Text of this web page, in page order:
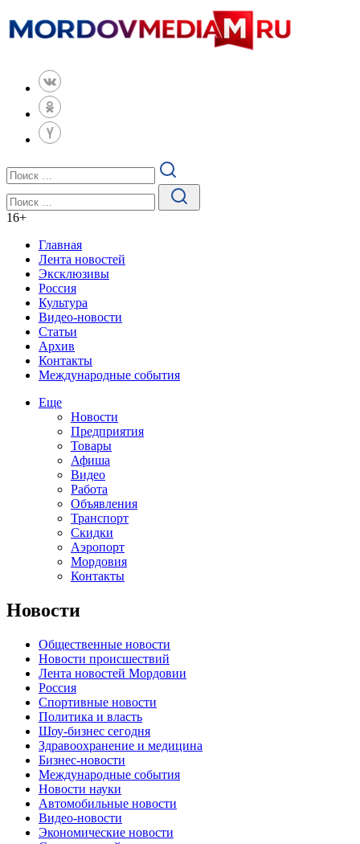
16+
Главная
Лента новостей
Эксклюзивы
Россия
Культура
Видео-новости
Статьи
Архив
Контакты
Международные события
Еще
Новости
Предприятия
Товары
Афиша
Видео
Работа
Объявления
Транспорт
Скидки
Аэропорт
Мордовия
Контакты
Новости
Общественные новости
Новости происшествий
Лента новостей Мордовии
Россия
Спортивные новости
Политика и власть
Шоу-бизнес сегодня
Здравоохранение и медицина
Бизнес-новости
Международные события
Новости науки
Автомобильные новости
Видео-новости
Экономические новости